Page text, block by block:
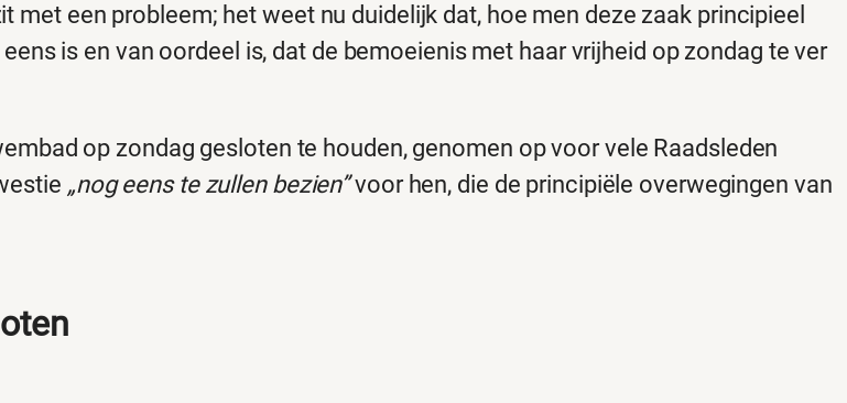
een probleem; het weet nu duidelijk dat, hoe men deze zaak principieel
is en van oordeel is, dat de bemoeienis met haar vrijheid op zondag te ver
op zondag gesloten te houden, genomen op voor vele Raadsleden
„nog eens te zullen bezien”voor hen, die de principiële overwegingen van